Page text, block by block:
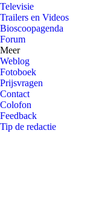
Televisie
Trailers en Videos
Bioscoopagenda
Forum
Meer
Weblog
Fotoboek
Prijsvragen
Contact
Colofon
Feedback
Tip de redactie